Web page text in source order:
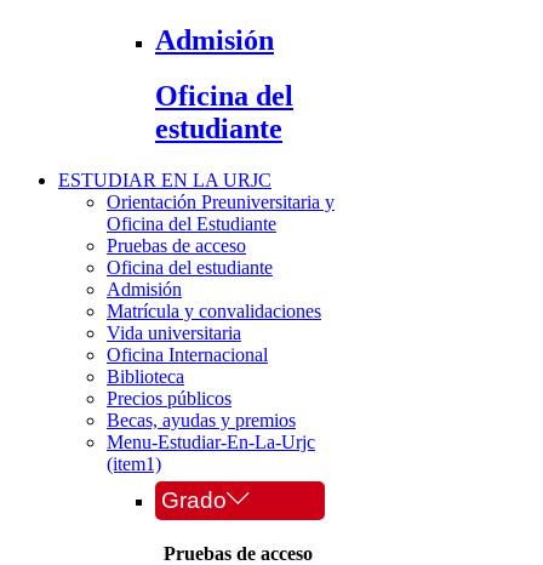
Admisión
Oficina del
estudiante
ESTUDIAR EN LA URJC
Orientación Preuniversitaria y
Oficina del Estudiante
Pruebas de acceso
Oficina del estudiante
Admisión
Matrícula y convalidaciones
Vida universitaria
Oficina Internacional
Biblioteca
Precios públicos
Becas, ayudas y premios
Menu-Estudiar-En-La-Urjc
(item1)
Grado
Pruebas de acceso